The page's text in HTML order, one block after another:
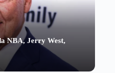
NBA, Jerry West,